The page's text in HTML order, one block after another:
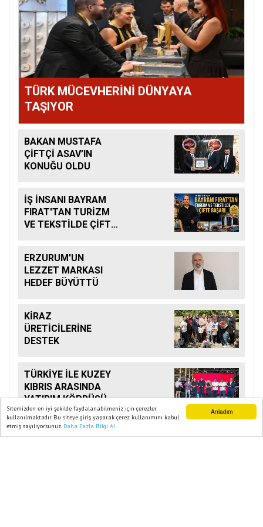
Anladım
Sitemizden en iyi şekilde faydalanabilmeniz için çerezler
kullanılmaktadır. Bu siteye giriş yaparak çerez kullanımını kabul
etmiş sayılıyorsunuz. Daha Fazla Bilgi Al
TÜRK MÜCEVHERİNİ DÜNYAYA
TAŞIYOR
BAKAN MUSTAFA
ÇİFTÇİ ASAV’IN
KONUĞU OLDU
İŞ İNSANI BAYRAM
FIRAT'TAN TURİZM
VE TEKSTİLDE ÇİFTE
ERZURUM'UN
LEZZET MARKASI
HEDEF BÜYÜTTÜ
KİRAZ
ÜRETİCİLERİNE
DESTEK
TÜRKİYE İLE KUZEY
KIBRIS ARASINDA
YATIRIM KÖPRÜSÜ
Ana Sayfa Web TV